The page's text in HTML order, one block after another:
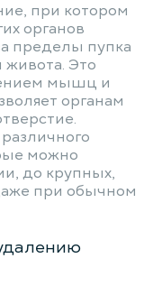
при котором
органов
пределы пупка
живота. Это
мышц и
органам
можно
до крупных,
при обычном